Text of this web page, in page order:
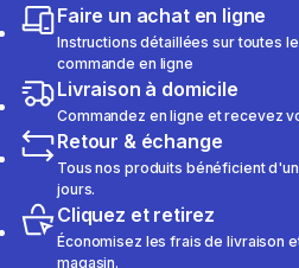
Faire un achat en ligne
Instructions détaillées sur toutes
commande en ligne
Livraison à domicile
Commandez en ligne et recevez
Retour & échange
Tous nos produits bénéficient
jours.
Cliquez et retirez
Économisez les frais de livraison
magasin.